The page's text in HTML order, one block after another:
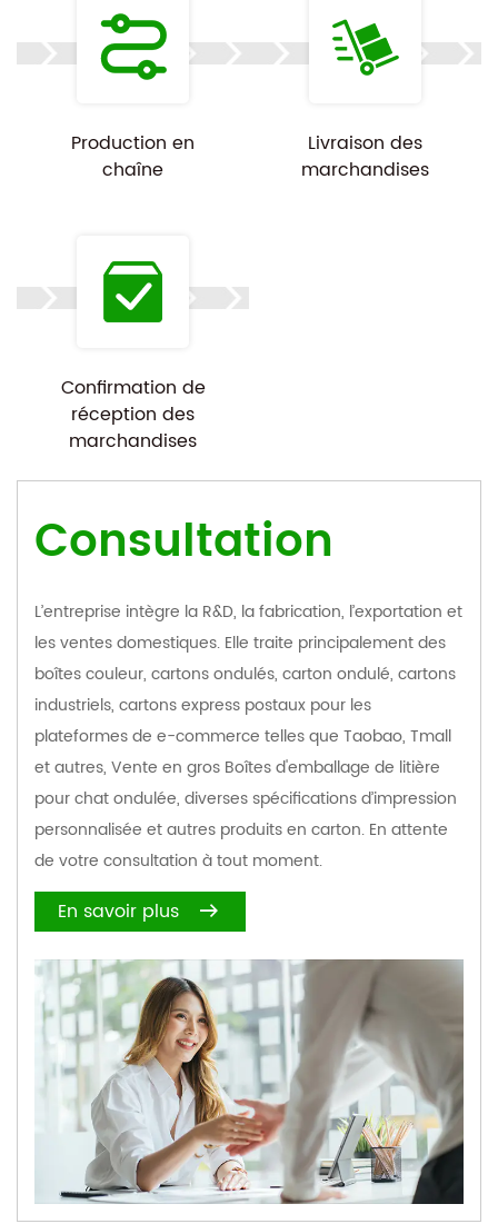
Production en
chaîne
Livraison des
marchandises
Confirmation de
réception des
marchandises
Consultation
L’entreprise intègre la R&D, la fabrication, l’exportation et
les ventes domestiques. Elle traite principalement des
boîtes couleur, cartons ondulés, carton ondulé, cartons
industriels, cartons express postaux pour les
plateformes de e-commerce telles que Taobao, Tmall
et autres, Vente en gros Boîtes d'emballage de litière
pour chat ondulée, diverses spécifications d’impression
personnalisée et autres produits en carton. En attente
de votre consultation à tout moment.
En savoir plus